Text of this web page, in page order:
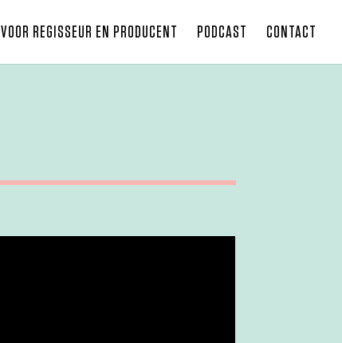
VOOR REGISSEUR EN PRODUCENT PODCAST CONTACT